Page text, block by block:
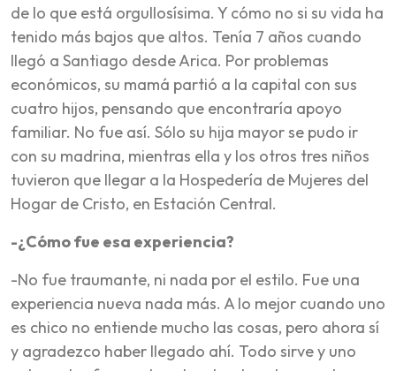
de lo que está orgullosísima. Y cómo no si su vida ha
tenido más bajos que altos. Tenía 7 años cuando
llegó a Santiago desde Arica. Por problemas
económicos, su mamá partió a la capital con sus
cuatro hijos, pensando que encontraría apoyo
familiar. No fue así. Sólo su hija mayor se pudo ir
con su madrina, mientras ella y los otros tres niños
tuvieron que llegar a la Hospedería de Mujeres del
Hogar de Cristo, en Estación Central.
-¿Cómo fue esa experiencia?
-No fue traumante, ni nada por el estilo. Fue una
experiencia nueva nada más. A lo mejor cuando uno
es chico no entiende mucho las cosas, pero ahora sí
y agradezco haber llegado ahí. Todo sirve y uno